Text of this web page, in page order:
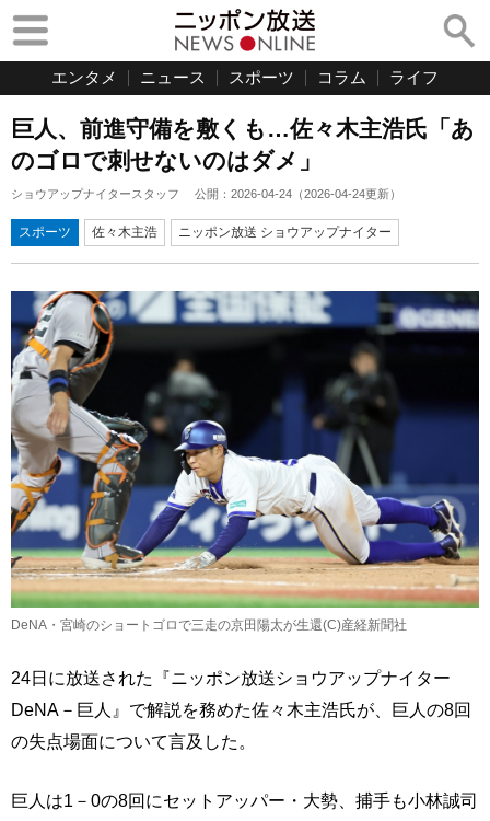
エンタメ ニュース スポーツ コラム ライフ
巨人、前進守備を敷くも…佐々木主浩氏「あ
のゴロで刺せないのはダメ」
ショウアップナイタースタッフ 公開： 2026-04-24 （2026-04-24更新）
スポーツ 佐々木主浩 ニッポン放送 ショウアップナイター
DeNA・宮崎のショートゴロで三走の京田陽太が生還(C)産経新聞社
24日に放送された『ニッポン放送ショウアップナイター
DeNA－巨人』で解説を務めた佐々木主浩氏が、巨人の8回
の失点場面について言及した。
巨人は1－0の8回にセットアッパー・大勢、捕手も小林誠司